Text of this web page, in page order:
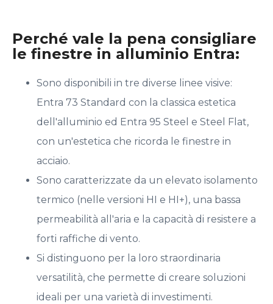
Perché vale la pena consigliare
le finestre in alluminio Entra:
Sono disponibili in tre diverse linee visive:
Entra 73 Standard con la classica estetica
dell'alluminio ed Entra 95 Steel e Steel Flat,
con un'estetica che ricorda le finestre in
acciaio.
Sono caratterizzate da un elevato isolamento
termico (nelle versioni HI e HI+), una bassa
permeabilità all'aria e la capacità di resistere a
forti raffiche di vento.
Si distinguono per la loro straordinaria
versatilità, che permette di creare soluzioni
ideali per una varietà di investimenti.